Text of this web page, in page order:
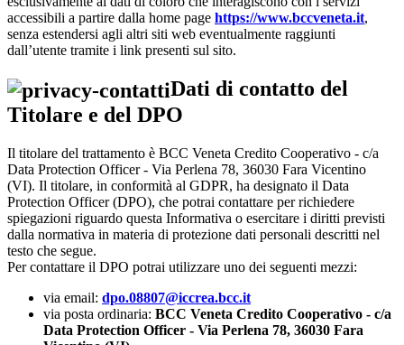
accessibili a partire dalla home page https://www.bccveneta.it,
senza estendersi agli altri siti web eventualmente raggiunti
dall’utente tramite i link presenti sul sito.
Dati di contatto del
Titolare e del DPO
Il titolare del trattamento è BCC Veneta Credito Cooperativo - c/a
Data Protection Officer - Via Perlena 78, 36030 Fara Vicentino
(VI). Il titolare, in conformità al GDPR, ha designato il Data
Protection Officer (DPO), che potrai contattare per richiedere
spiegazioni riguardo questa Informativa o esercitare i diritti previsti
dalla normativa in materia di protezione dati personali descritti nel
testo che segue.
Per contattare il DPO potrai utilizzare uno dei seguenti mezzi:
via email: dpo.08807@iccrea.bcc.it
via posta ordinaria: BCC Veneta Credito Cooperativo - c/a
Data Protection Officer - Via Perlena 78, 36030 Fara